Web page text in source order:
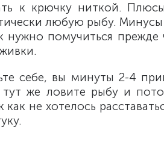
к крючку ниткой.
любую рыбу.
нужно помучиться прежде
себе, вы минуты 2-4
тут же ловите рыбу и
не хотелось